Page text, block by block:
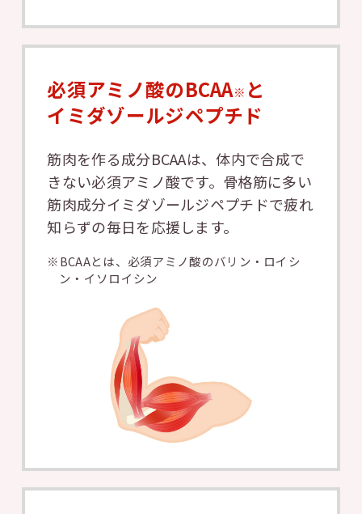
必須アミノ酸のBCAA※ と
イミダゾールジペプチド
筋肉を作る成分BCAAは、体内で合成で
きない必須アミノ酸です。 骨格筋に多い
筋肉成分イミダゾールジペプチドで疲れ
知らずの毎日を応援します。
※BCAAとは、必須アミノ酸のバリン・ロイシ
ン・イソロイシン